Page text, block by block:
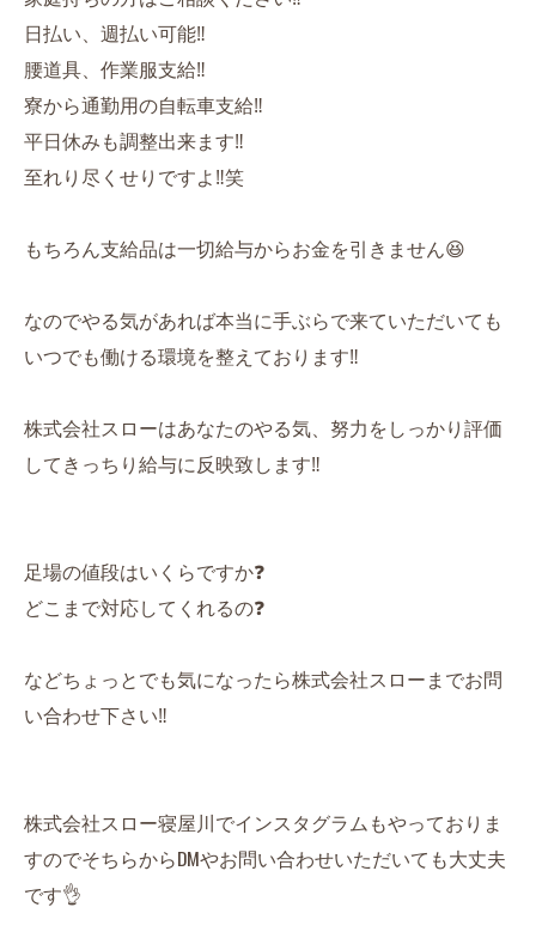
日払い、週払い可能‼️
腰道具、作業服支給‼️
寮から通勤用の自転車支給‼️
平日休みも調整出来ます‼️
至れり尽くせりですよ‼️笑
もちろん支給品は一切給与からお金を引きません😆
なのでやる気があれば本当に手ぶらで来ていただいても
いつでも働ける環境を整えております‼️
株式会社スローはあなたのやる気、努力をしっかり評価
してきっちり給与に反映致します‼️
足場の値段はいくらですか❓
どこまで対応してくれるの❓
などちょっとでも気になったら株式会社スローまでお問
い合わせ下さい‼️
株式会社スロー寝屋川でインスタグラムもやっておりま
すのでそちらからDMやお問い合わせいただいても大丈夫
です👌